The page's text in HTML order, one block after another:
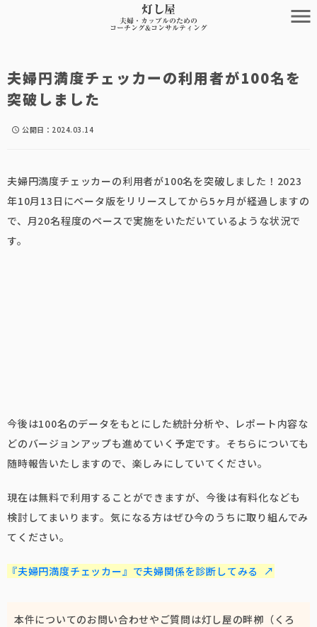
灯し屋
夫婦・カップルのための
コーチング&コンサルティング
夫婦円満度チェッカーの利用者が100名を
突破しました
schedule 公開日： 2024.03.14
夫婦円満度チェッカーの利用者が100名を突破しました！2023
年10月13日にベータ版をリリースしてから5ヶ月が経過しますの
で、月20名程度のペースで実施をいただいているような状況で
す。
今後は100名のデータをもとにした統計分析や、レポート内容な
どのバージョンアップも進めていく予定です。そちらについても
随時報告いたしますので、楽しみにしていてください。
現在は無料で利用することができますが、今後は有料化なども
検討してまいります。気になる方はぜひ今のうちに取り組んでみ
てください。
『夫婦円満度チェッカー』で夫婦関係を診断してみる ↗
本件についてのお問い合わせやご質問は灯し屋の畔栁（くろ
menu